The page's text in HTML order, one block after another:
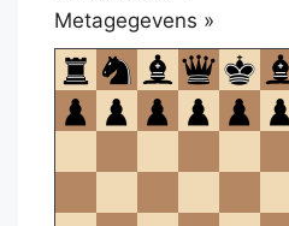
Metagegevens »
om
te
openen.